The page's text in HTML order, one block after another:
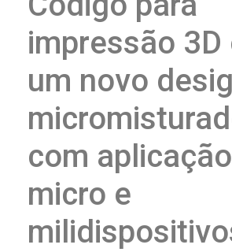
impressão 3D
um novo
com
micro e